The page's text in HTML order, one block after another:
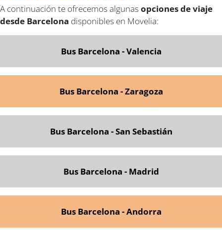
A continuación te ofrecemos algunas opciones de viaje
desde Barcelona disponibles en Movelia:
Bus Barcelona - Valencia
Bus Barcelona - Zaragoza
Bus Barcelona - San Sebastián
Bus Barcelona - Madrid
Bus Barcelona - Andorra